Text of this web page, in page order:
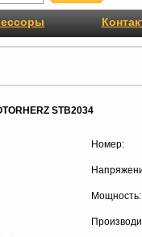
STB2034
Номер:
Мощность: